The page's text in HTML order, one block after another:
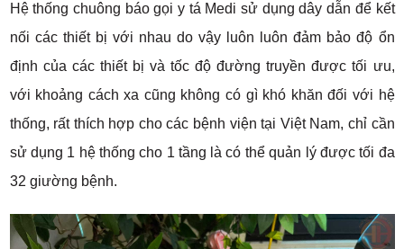
Hệ thống chuông báo gọi y tá Medi sử dụng dây dẫn để kết
nối các thiết bị với nhau do vậy luôn luôn đảm bảo độ ổn
định của các thiết bị và tốc độ đường truyền được tối ưu,
với khoảng cách xa cũng không có gì khó khăn đối với hệ
thống, rất thích hợp cho các bệnh viện tại Việt Nam, chỉ cần
sử dụng 1 hệ thống cho 1 tầng là có thể quản lý được tối đa
32 giường bệnh.